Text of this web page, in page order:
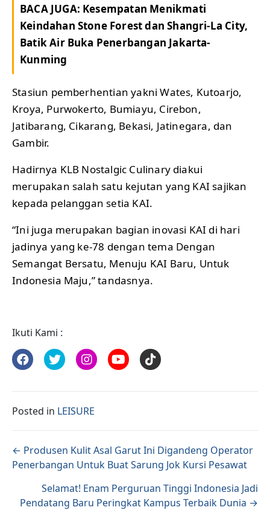
BACA JUGA: Kesempatan Menikmati
Keindahan Stone Forest dan Shangri-La City,
Batik Air Buka Penerbangan Jakarta-
Kunming
Stasiun pemberhentian yakni Wates, Kutoarjo,
Kroya, Purwokerto, Bumiayu, Cirebon,
Jatibarang, Cikarang, Bekasi, Jatinegara, dan
Gambir.
Hadirnya KLB Nostalgic Culinary diakui
merupakan salah satu kejutan yang KAI sajikan
kepada pelanggan setia KAI.
“Ini juga merupakan bagian inovasi KAI di hari
jadinya yang ke-78 dengan tema Dengan
Semangat Bersatu, Menuju KAI Baru, Untuk
Indonesia Maju,” tandasnya.
Ikuti Kami :
Posted in LEISURE
Posts navigation
← Produsen Kulit Asal Garut Ini Digandeng Operator
Penerbangan Untuk Buat Sarung Jok Kursi Pesawat
Selamat! Enam Perguruan Tinggi Indonesia Jadi
Pendatang Baru Peringkat Kampus Terbaik Dunia →